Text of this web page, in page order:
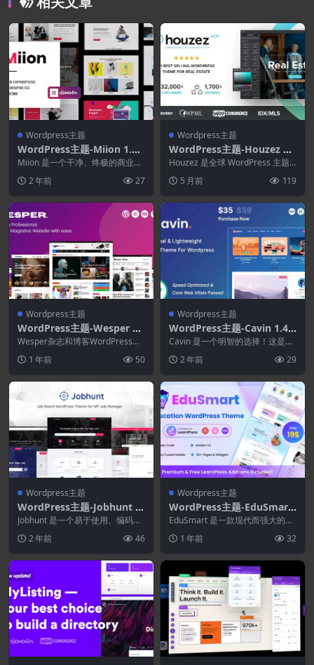
Wordpress主题
WordPress主题-Miion 1.2.
6–多功能WordPress主题
Miion 是一个干净、终极的商业主
而设计。 使用...
2 年前 27
Wordpress主题
WordPress主题-Houzez 4.
3.2–房地产WordPress主题
Houzez 是全球 WordPress 主题
... 5 月前 119
Wordpress主题
WordPress主题-Wesper 1.
1.7–博客和杂志的WordPres
s主题
Wesper杂志和博客WordPress主
您的愿望...
1 年前 50
Wordpress主题
WordPress主题-Cavin 1.4.2
-最小&轻量级的WordPress
博客主题
Cavin 是一个明智的选择！这是一
博客 Word...
2 年前 29
Wordpress主题
WordPress主题-Jobhunt 2.
0.5–WP工作管理器的工作板
WordPress主题
Jobhunt 是一个易于使用、编码清
题...2 年前 46
Wordpress主题
WordPress主题-EduSmart
1.0.0–教育WordPress主题
EduSmart 是一款现代而强大的教
用...1 年前 32